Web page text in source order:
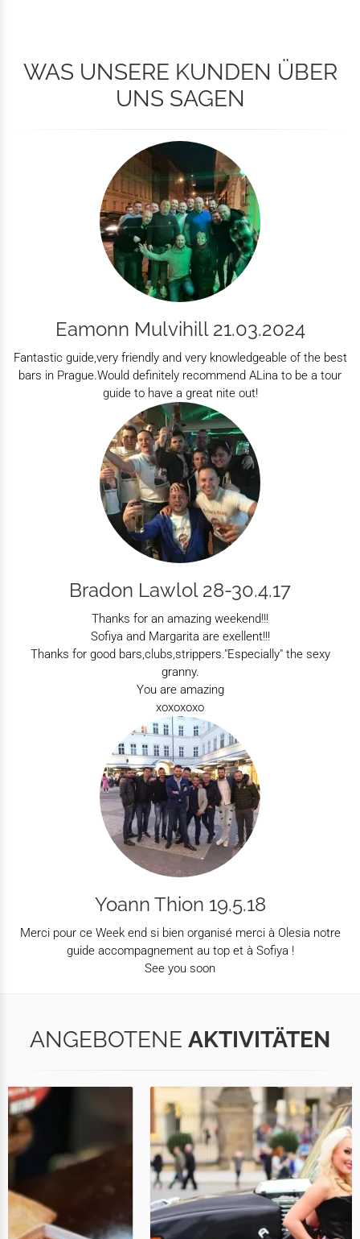
WAS UNSERE KUNDEN ÜBER
UNS SAGEN
Eamonn Mulvihill 21.03.2024
Fantastic guide,very friendly and very knowledgeable of the best
bars in Prague.Would definitely recommend ALina to be a tour
guide to have a great nite out!
Bradon Lawlol 28-30.4.17
Thanks for an amazing weekend!!!
Sofiya and Margarita are exellent!!!
Thanks for good bars,clubs,strippers."Especially" the sexy
granny.
You are amazing
xoxoxoxo
Yoann Thion 19.5.18
Merci pour ce Week end si bien organisé merci à Olesia notre
guide accompagnement au top et à Sofiya !
See you soon
ANGEBOTENE AKTIVITÄTEN